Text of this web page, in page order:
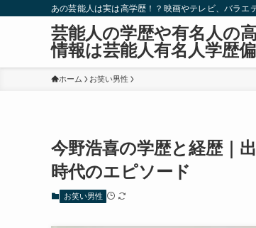
あの芸能人は実は高学歴！？映画やテレビ、バラエ
芸能人の学歴や有名人の
情報は芸能人有名人学歴
ホーム お笑い男性
今野浩喜の学歴と経歴｜
時代のエピソード
お笑い男性